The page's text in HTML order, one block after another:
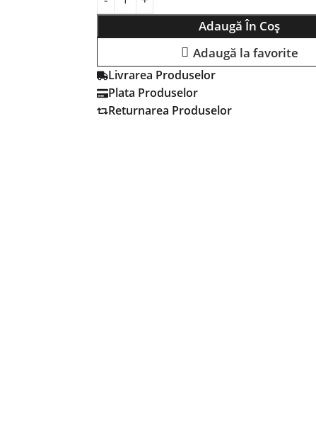
Adaugă În Coș
Adaugă la favorite
Livrarea Produselor
Plata Produselor
Returnarea Produselor